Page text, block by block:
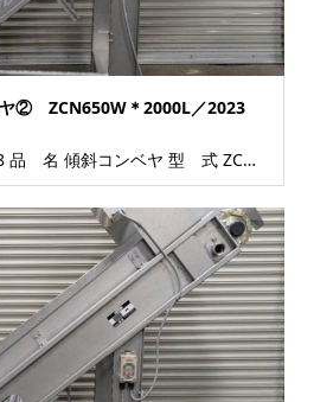
② ZCN650W＊2000L／2023
お問合せ番号 Y-6188 品 名 傾斜コンベヤ 型 式 ZCN650W＊2000L ...